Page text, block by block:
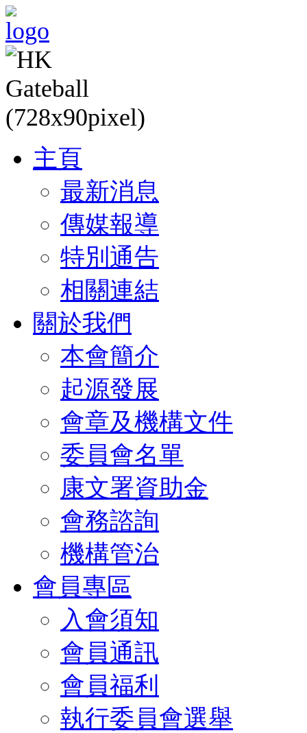
主頁
最新消息
傳媒報導
特別通告
相關連結
關於我們
本會簡介
起源發展
會章及機構文件
委員會名單
康文署資助金
會務諮詢
機構管治
會員專區
入會須知
會員通訊
會員福利
執行委員會選舉